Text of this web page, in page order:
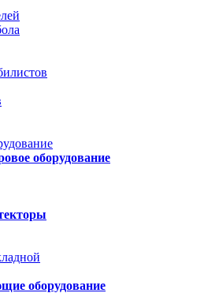
оборудование
оборудование